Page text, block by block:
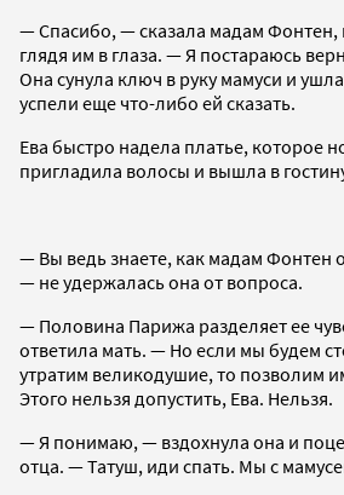
— Спасибо, — сказала мадам
глядя им в глаза. — Я постараюсь
Она сунула ключ в руку мамуси и
успели еще что-либо ей сказать.
Ева быстро надела платье, которое
пригладила волосы и вышла в
— Вы ведь знаете, как мадам Фонтен
— не удержалась она от вопроса.
— Половина Парижа разделяет ее
ответила мать. — Но если мы будем
утратим великодушие, то позволим
Этого нельзя допустить, Ева. Нельзя.
— Я понимаю, — вздохнула она и
отца. — Татуш, иди спать. Мы с